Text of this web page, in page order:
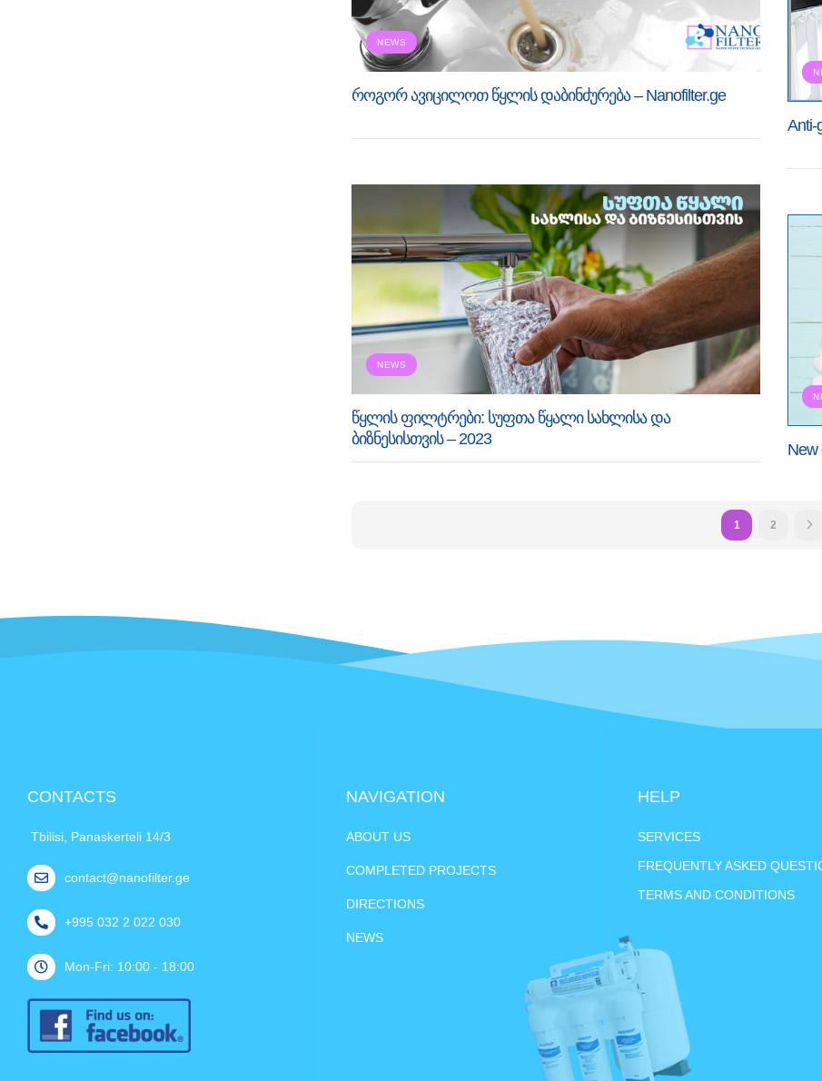
NEWS
როგორ ავიცილოთ წყლის დაბინძურება – Nanofilter.ge
NEWS
წყლის ფილტრები: სუფთა წყალი სახლისა და
ბიზნესისთვის – 2023
Anti-
New
1 2
CONTACTS
Tbilisi, Panaskerteli 14/3
contact@nanofilter.ge
+995 032 2 022 030
Mon-Fri: 10:00 - 18:00
NAVIGATION
ABOUT US
COMPLETED PROJECTS
DIRECTIONS
NEWS
HELP
SERVICES
FREQUENTLY ASKED
TERMS AND CONDITIONS